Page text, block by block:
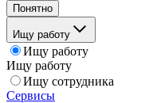
Понятно
Ищу работу
Ищу работу
Ищу работу
Ищу сотрудника
Сервисы